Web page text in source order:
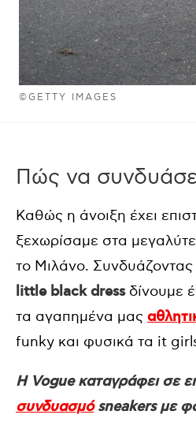
©GETTY IMAGES
Πώς να
Καθώς η άνοιξη έχει
ξεχωρίσαμε στα
το Μιλάνο.
little black dressδίνουμε
τα αγαπημένα μας
funky και φυσικά τα it
Η Vogue καταγράφει σε
συνδυασμόsneakers με